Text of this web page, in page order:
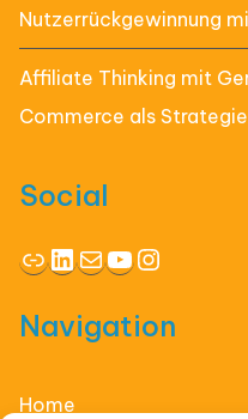
Nutzerrückgewinnung
Affiliate Thinking mit
Commerce als Strategie
Social
LinkLinkedIn
E-MailYouTube
Navigation
Home